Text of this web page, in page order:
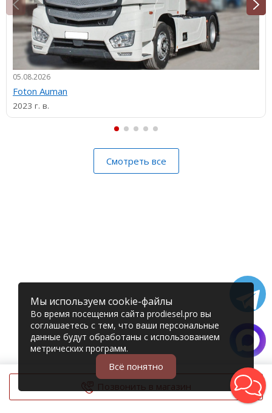
Позвонить в магазин
05.08.2026
Foton Auman
2023 г. в.
Смотреть все
© 2006 – 2026 Prodiesel
Мы используем cookie-файлы
Во время посещения сайта prodiesel.pro вы
соглашаетесь с тем, что ваши персональные
данные будут обработаны с использованием
метрических программ.
Всё понятно